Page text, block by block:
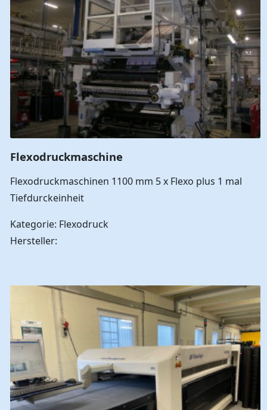
Flexodruckmaschine
Flexodruckmaschinen 1100 mm 5 x Flexo plus 1 mal
Tiefdurckeinheit
Kategorie: Flexodruck
Hersteller: